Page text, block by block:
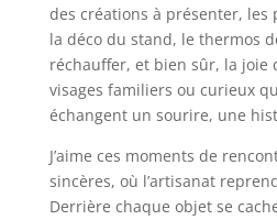
des créations à présenter,
la déco du stand, le thermos
réchauffer, et bien sûr, la joie
visages familiers ou curieux
échangent un sourire, une
J’aime ces moments de
sincères, où l’artisanat
Derrière chaque objet se